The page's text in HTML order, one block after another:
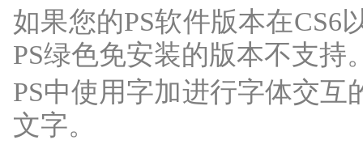
如果您的PS软件版本在CS6
PS绿色免安装的版本不支持
PS中使用字加进行字体交
文字。